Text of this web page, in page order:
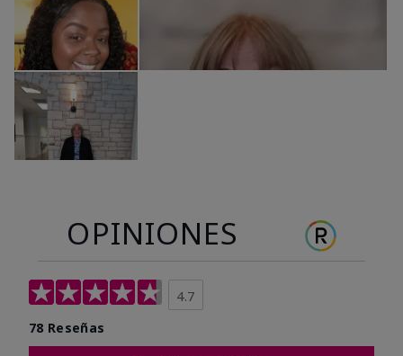
OPINIONES
4.7
78 Reseñas